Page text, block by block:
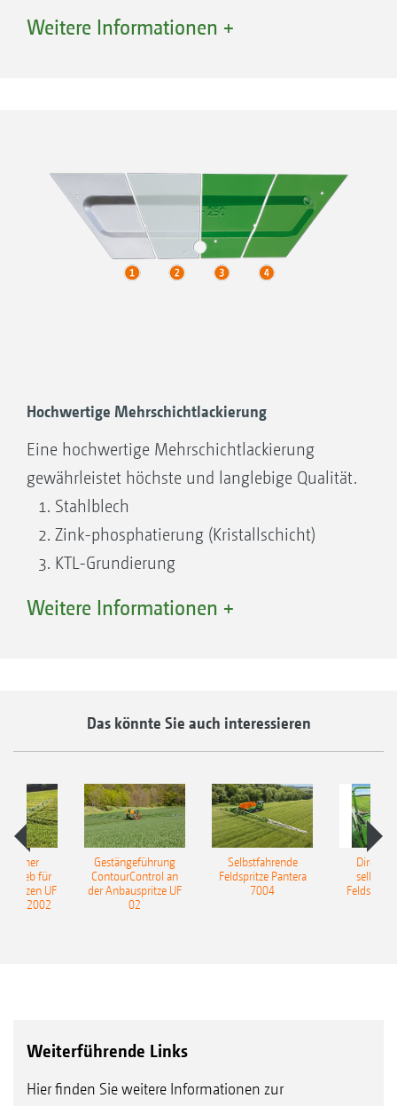
Weitere Informationen +
Hochwertige Mehrschichtlackierung
Eine hochwertige Mehrschichtlackierung
gewährleistet höchste und langlebige Qualität.
Stahlblech
Zink-phosphatierung (Kristallschicht)
KTL-Grundierung
Weitere Informationen +
Das könnte Sie auch interessieren
für
UF
UF 2002
Gestängeführung
ContourControl an
der Anbauspritze UF
02
Selbstfahrende
Feldspritze Pantera
7004
Weiterführende Links
Hier finden Sie weitere Informationen zur